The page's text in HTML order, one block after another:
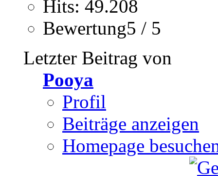
Hits: 49.208
Bewertung5 / 5
Letzter Beitrag von
Pooya
Profil
Beiträge anzeigen
Homepage